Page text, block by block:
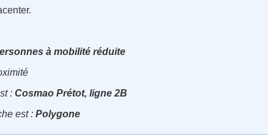
à mobilité réduite
:Cosmao Prétot, ligne 2B
est :Polygone